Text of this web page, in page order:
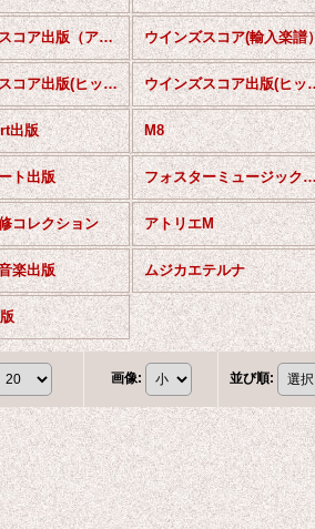
ウインズスコア出版（アンコンセレクション） ウインズスコア(輸入楽譜
ウインズスコア出版(ヒット・ザ・ビート上級編 クラシック） ウインズスコア出
出版 M8
ト出版 フォスターミュー
コレクション アトリエM
楽出版 ムジカエテルナ
画像: 並び順: